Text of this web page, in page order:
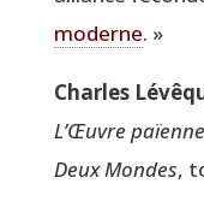
moderne. »
Charles
L’Œuvre
Deux Mondes,